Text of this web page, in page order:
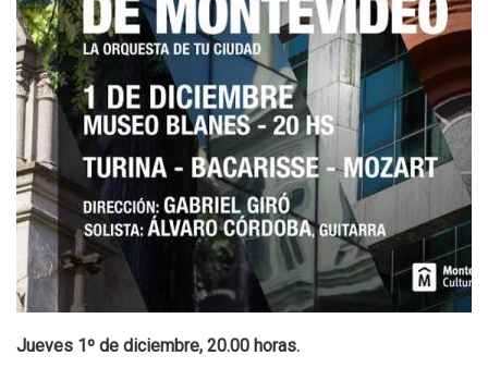
Jueves 1º de diciembre, 20.00 horas.